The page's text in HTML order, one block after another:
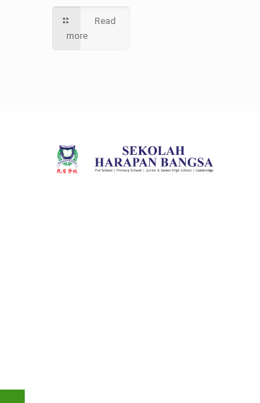
Read
more